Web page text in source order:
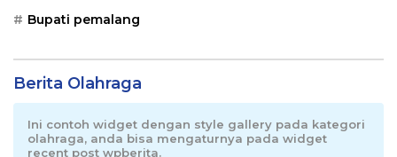
Bupati pemalang
Berita Olahraga
Ini contoh widget dengan style gallery pada kategori
olahraga, anda bisa mengaturnya pada widget
recent post wpberita.